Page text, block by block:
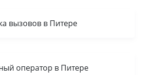
вызовов в Питере
оператор в Питере